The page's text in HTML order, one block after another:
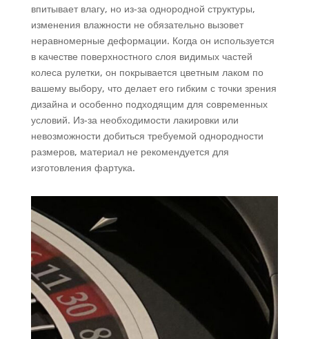
впитывает влагу, но из-за однородной структуры,
изменения влажности не обязательно вызовет
неравномерные деформации. Когда он используется
в качестве поверхностного слоя видимых частей
колеса рулетки, он покрывается цветным лаком по
вашему выбору, что делает его гибким с точки зрения
дизайна и особенно подходящим для современных
условий. Из-за необходимости лакировки или
невозможности добиться требуемой однородности
размеров, материал не рекомендуется для
изготовления фартука.